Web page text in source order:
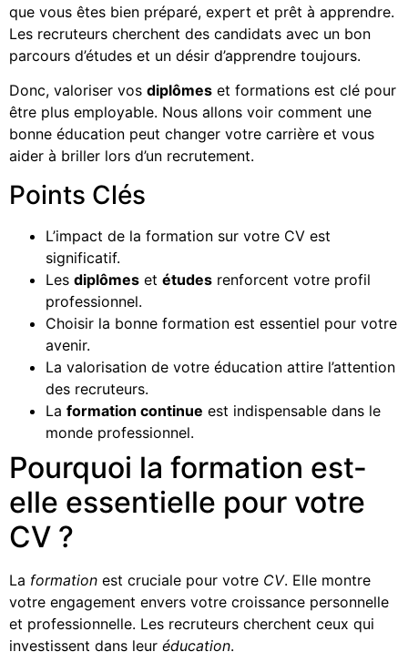
que vous êtes bien préparé, expert et prêt à apprendre.
Les recruteurs cherchent des candidats avec un bon
parcours d’études et un désir d’apprendre toujours.
Donc, valoriser vos diplômes et formations est clé pour
être plus employable. Nous allons voir comment une
bonne éducation peut changer votre carrière et vous
aider à briller lors d’un recrutement.
Points Clés
L’impact de la formation sur votre CV est
significatif.
Les diplômes et études renforcent votre profil
professionnel.
Choisir la bonne formation est essentiel pour votre
avenir.
La valorisation de votre éducation attire l’attention
des recruteurs.
La formation continue est indispensable dans le
monde professionnel.
Pourquoi la formation est-
elle essentielle pour votre
CV ?
La formation est cruciale pour votre CV. Elle montre
votre engagement envers votre croissance personnelle
et professionnelle. Les recruteurs cherchent ceux qui
investissent dans leur éducation.